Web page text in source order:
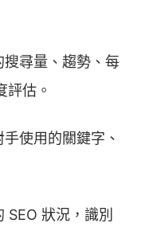
搜尋量、趨勢、每
評估。
使用的關鍵字、
狀況，識別